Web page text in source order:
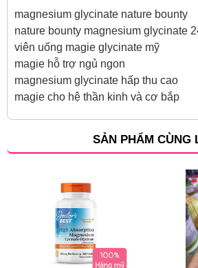
magnesium glycinate nature bounty
nature bounty magnesium glycinate
viên uống magie glycinate mỹ
magie hỗ trợ ngủ ngon
magnesium glycinate hấp thu cao
magie cho hệ thần kinh và cơ bắp
SẢN PHẨM CÙNG